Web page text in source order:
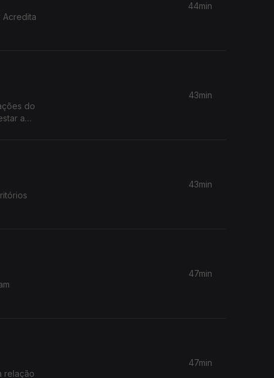
Acredita
44min
do
a
43min
43min
47min
relação
47min